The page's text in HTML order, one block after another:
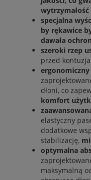
specjalna
by rękawice
dawała
szeroki rzep
przed
ergonomiczny
dłoni, co
komfort
elastyczny
dodatkowe
stabilizację,
optymalna
maksymalną